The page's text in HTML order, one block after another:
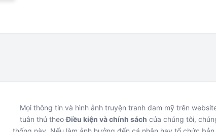
Mọi thông tin và hình ảnh truyện tranh đam mỹ trên
tuân thủ theoĐiều kiện và chính sách của chúng tôi,